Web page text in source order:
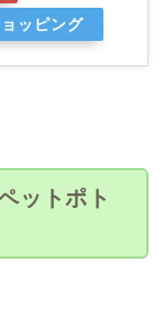
ッピング
ットポト